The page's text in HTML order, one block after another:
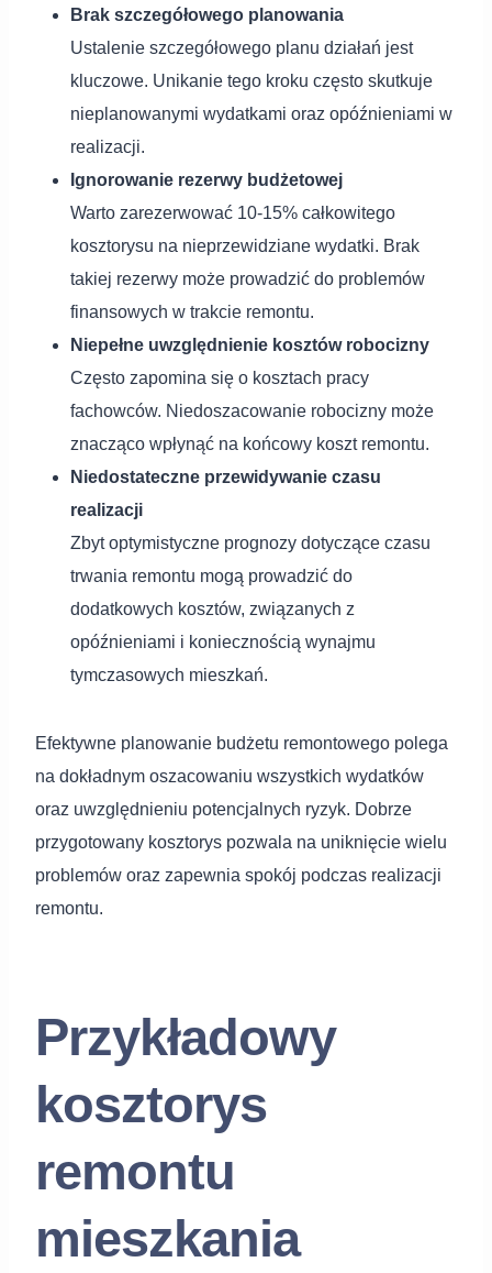
Brak szczegółowego planowania
Ustalenie szczegółowego planu działań jest
kluczowe. Unikanie tego kroku często skutkuje
nieplanowanymi wydatkami oraz opóźnieniami w
realizacji.
Ignorowanie rezerwy budżetowej
Warto zarezerwować 10-15% całkowitego
kosztorysu na nieprzewidziane wydatki. Brak
takiej rezerwy może prowadzić do problemów
finansowych w trakcie remontu.
Niepełne uwzględnienie kosztów robocizny
Często zapomina się o kosztach pracy
fachowców. Niedoszacowanie robocizny może
znacząco wpłynąć na końcowy koszt remontu.
Niedostateczne przewidywanie czasu
realizacji
Zbyt optymistyczne prognozy dotyczące czasu
trwania remontu mogą prowadzić do
dodatkowych kosztów, związanych z
opóźnieniami i koniecznością wynajmu
tymczasowych mieszkań.
Efektywne planowanie budżetu remontowego polega
na dokładnym oszacowaniu wszystkich wydatków
oraz uwzględnieniu potencjalnych ryzyk. Dobrze
przygotowany kosztorys pozwala na uniknięcie wielu
problemów oraz zapewnia spokój podczas realizacji
remontu.
Przykładowy
kosztorys
remontu
mieszkania